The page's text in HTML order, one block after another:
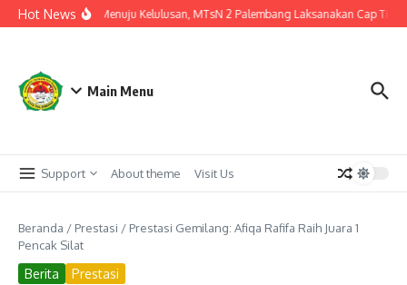
Lewati ke konten
Hot News
Langkah Akhir Menuju Kelulusan, MTsN 2 Palembang Laksanakan Cap Tiga
Main Menu
Support About theme Visit Us
Beranda / Prestasi / Prestasi Gemilang: Afiqa Rafifa Raih Juara 1
Pencak Silat
Berita Prestasi